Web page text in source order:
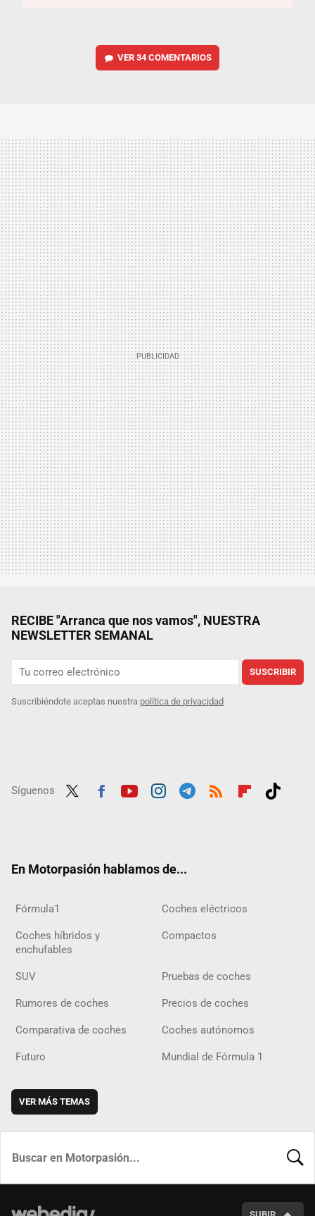
VER 34 COMENTARIOS
RECIBE "Arranca que nos vamos", NUESTRA
NEWSLETTER SEMANAL
SUSCRIBIR
Suscribiéndote aceptas nuestra política de privacidad
Síguenos
En Motorpasión hablamos de...
Fórmula1 Coches eléctricos
Coches híbridos y
enchufables
Compactos
SUV Pruebas de coches
Rumores de coches Precios de coches
Comparativa de coches Coches autónomos
Futuro Mundial de Fórmula 1
VER MÁS TEMAS